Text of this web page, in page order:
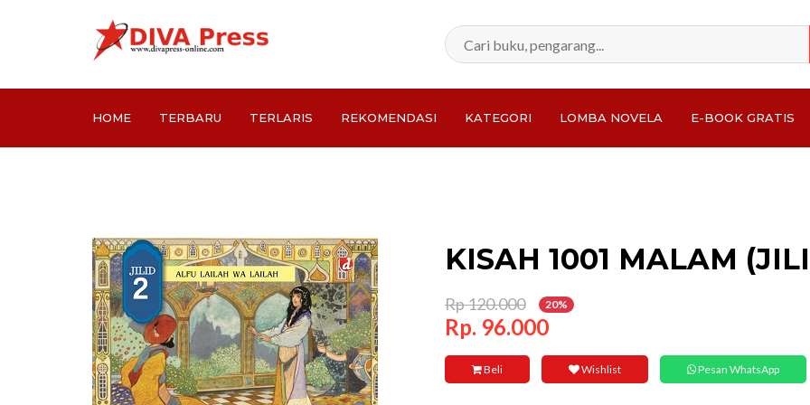
HOME TERBARU TERLARIS REKOMENDASI KATEGORI LOMBA NOVELA E-BOOK GRATIS
KISAH 1001 MALAM
Rp 120.000 20%
Rp. 96.000
Beli Wishlist Pesan WhatsApp